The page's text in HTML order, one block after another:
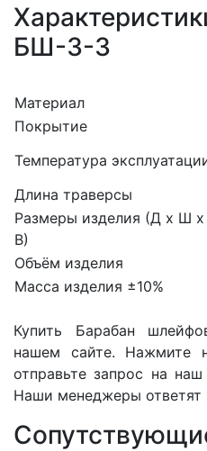
БШ-3-3
Материал
Покрытие
Температура
Длина траверсы
Размеры изделия (Д х Ш х
В)
Объём изделия
Масса изделия ±10%
Купить Барабан
нашем сайте. Нажмите
отправьте запрос на
Наши менеджеры ответят